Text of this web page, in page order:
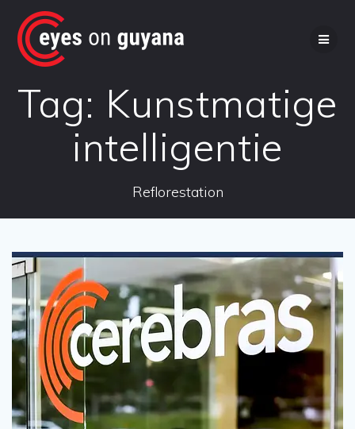
de
Tag: Kunstmatige
intelligentie
Reflorestation